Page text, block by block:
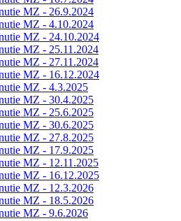
MZ - 26.9.2024
MZ - 4.10.2024
MZ - 24.10.2024
MZ - 25.11.2024
MZ - 27.11.2024
MZ - 16.12.2024
MZ - 4.3.2025
MZ - 30.4.2025
MZ - 25.6.2025
MZ - 30.6.2025
MZ - 27.8.2025
MZ - 17.9.2025
MZ - 12.11.2025
MZ - 16.12.2025
MZ - 12.3.2026
MZ - 18.5.2026
MZ - 9.6.2026